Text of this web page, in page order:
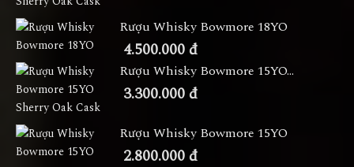
Rượu Whisky Bowmore 18YO
4.500.000 đ
Rượu Whisky Bowmore 15YO...
3.300.000 đ
Rượu Whisky Bowmore 15YO
2.800.000 đ